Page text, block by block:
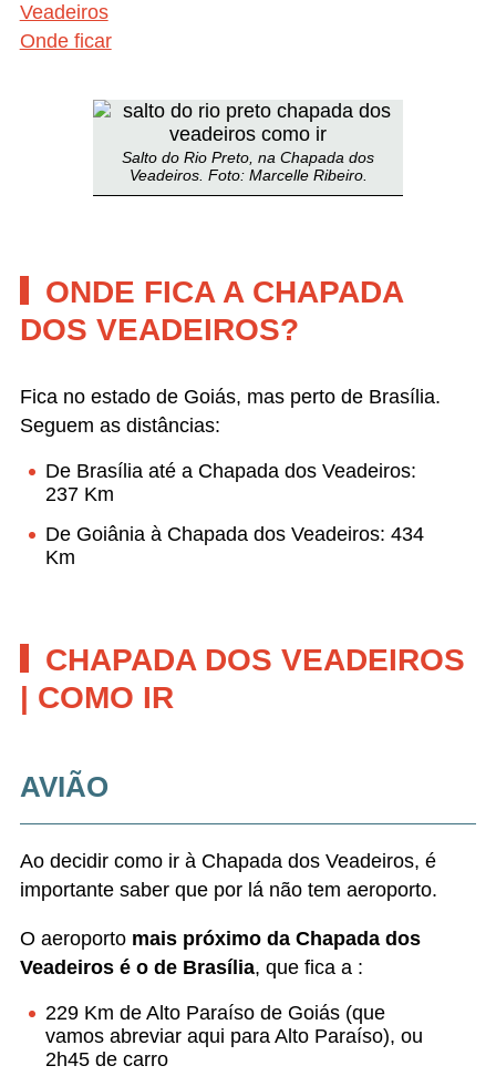
Veadeiros
Onde ficar
Salto do Rio Preto, na Chapada dos
Veadeiros. Foto: Marcelle Ribeiro.
ONDE FICA A CHAPADA
DOS VEADEIROS?
Fica no estado de Goiás, mas perto de Brasília.
Seguem as distâncias:
De Brasília até a Chapada dos Veadeiros:
237 Km
De Goiânia à Chapada dos Veadeiros: 434
Km
CHAPADA DOS VEADEIROS
| COMO IR
AVIÃO
Ao decidir como ir à Chapada dos Veadeiros, é
importante saber que por lá não tem aeroporto.
O aeroportomais próximo da Chapada dos
Veadeiros é o de Brasília, que fica a :
229 Km de Alto Paraíso de Goiás (que
vamos abreviar aqui para Alto Paraíso), ou
2h45 de carro